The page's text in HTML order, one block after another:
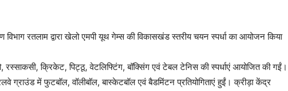
रतलाम द्वारा खेलो एमपी यूथ गेम्स की विकासखंड स्तरीय चयन स्पर्धा का आयोजन किया
क्रिकेट, पिट्ठू, वेटलिफ्टिंग, बॉक्सिंग एवं टेबल टेनिस की स्पर्धाएं आयोजित की गईं।
ग्राउंड में फुटबॉल, वॉलीबॉल, बास्केटबॉल एवं बैडमिंटन प्रतियोगिताएं हुईं। क्रीड़ा केंद्र